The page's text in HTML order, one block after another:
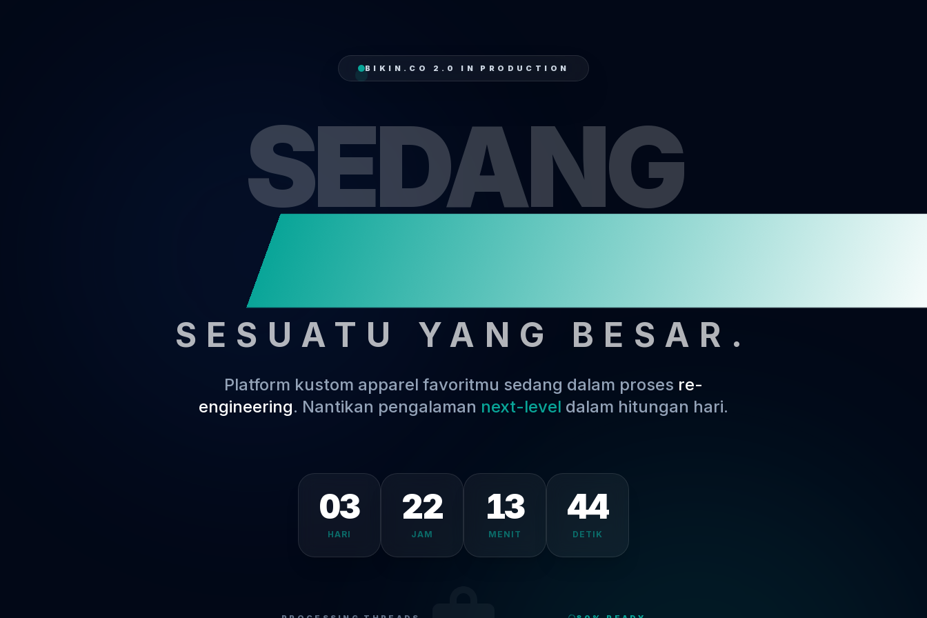
BIKIN.CO 2.0 IN PRODUCTION
SEDANG
SESUATU YANG BESAR.
Platform kustom apparel favoritmu sedang dalam proses re-
engineering. Nantikan pengalaman next-level dalam hitungan hari.
03
HARI
22
JAM
13
MENIT
43
DETIK